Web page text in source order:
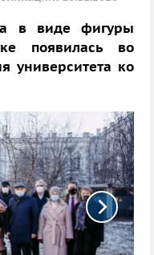
в виде фигуры
появилась во
университета ко